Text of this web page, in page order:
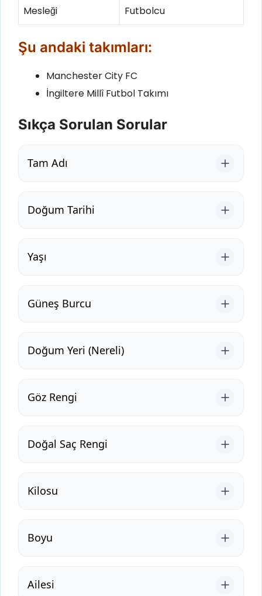
Mesleği Futbolcu
Şu andaki takımları:
Manchester City FC
İngiltere Millî Futbol Takımı
Sıkça Sorulan Sorular
Tam Adı
Doğum Tarihi
Yaşı
Güneş Burcu
Doğum Yeri (Nereli)
Göz Rengi
Doğal Saç Rengi
Kilosu
Boyu
Ailesi